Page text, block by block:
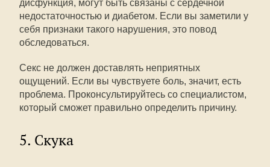
дисфункция, могут быть связаны с сердечной
недостаточностью и диабетом. Если вы заметили у
себя признаки такого нарушения, это повод
обследоваться.
Секс не должен доставлять неприятных
ощущений. Если вы чувствуете боль, значит, есть
проблема. Проконсультируйтесь со специалистом,
который сможет правильно определить причину.
5. Скука